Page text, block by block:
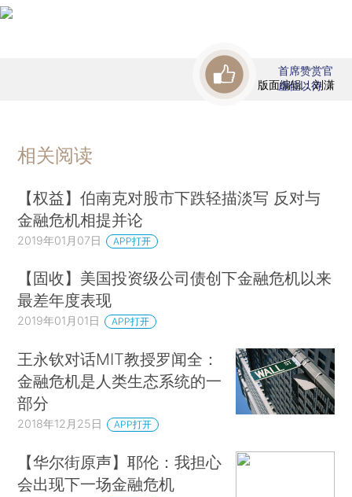
版面编辑：刘潇
首席赞赏官
虚位以待
相关阅读
【权益】伯南克对股市下跌轻描淡写 反对与
金融危机相提并论
2019年01月07日 APP打开
【固收】美国投资级公司债创下金融危机以来
最差年度表现
2019年01月01日 APP打开
王永钦对话MIT教授罗闻全：
金融危机是人类生态系统的一
部分
2018年12月25日 APP打开
【华尔街原声】耶伦：我担心
会出现下一场金融危机